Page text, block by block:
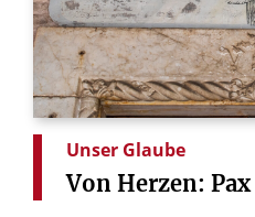
Unser Glaube
Von Herzen: Pax